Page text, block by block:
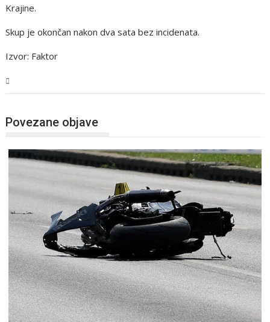
Krajine.
Skup je okončan nakon dva sata bez incidenata.
Izvor: Faktor
Povezane objave